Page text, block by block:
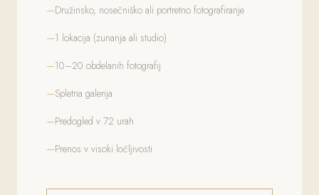
Družinsko, nosečniško ali portretno fotografiranje
1 lokacija (zunanja ali studio)
10–20 obdelanih fotografij
Spletna galerija
Predogled v 72 urah
Prenos v visoki ločljivosti